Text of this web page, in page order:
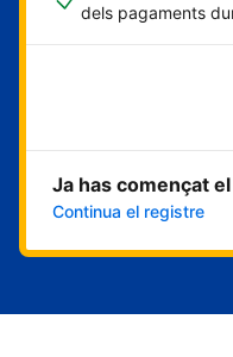
dels pagaments
Ja has començat
Continua el registre